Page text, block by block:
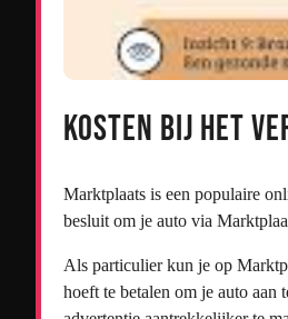
Kosten bij het
Marktplaats is een populaire
besluit om je auto via
Als particulier kun je op
hoeft te betalen om je auto aan